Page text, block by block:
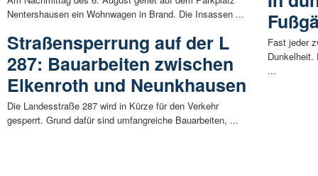
Nentershausen ein Wohnwagen in Brand. Die Insassen ...
Straßensperrung auf der L
287: Bauarbeiten zwischen
Elkenroth und Neunkhausen
Die Landesstraße 287 wird in Kürze für den Verkehr
gesperrt. Grund dafür sind umfangreiche Bauarbeiten, ...
Fast jeder
Dunkelheit.
...